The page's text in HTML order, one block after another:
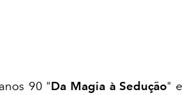
90 "Da Magia à Sedução"